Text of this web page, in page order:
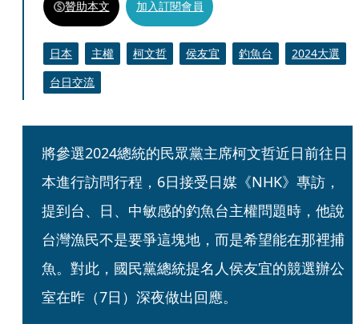
贊助本文 加入訂閱會員
日本 主權 柯文哲 侯友宜 釣魚台
2024大選
台日交流
將參選2024總統的民眾黨主席柯文哲近日前往日
本進行訪問行程，6日接受日媒《NHK》專訪，
提到台、日、中敏感的釣魚台主權問題時，他說
台灣漁民不是要爭這塊地，而是希望能在那裡捕
魚。對此，國民黨總統提名人侯友宜的競選辦公
室在昨（7日）深夜做出回應。